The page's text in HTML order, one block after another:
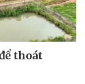
thoát